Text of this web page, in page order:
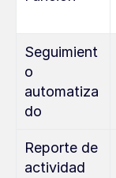
Seguimient
o
automatiza
do
Reporte de
actividad